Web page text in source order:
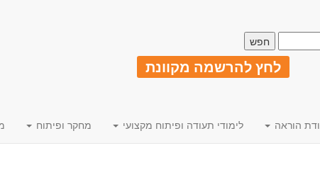
לחץ להרשמה מקוונת
הוראה לימודי תעודה ופיתוח מקצועי מחקר ופיתוח